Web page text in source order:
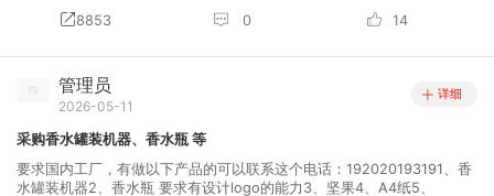
8853 0 14
管理员
2026-05-11
详细
采购香水罐装机器、香水瓶 等
要求国内工厂，有做以下产品的可以联系这个电话：192020193191、香
水罐装机器2、香水瓶 要求有设计logo的能力3、坚果4、A4纸5、